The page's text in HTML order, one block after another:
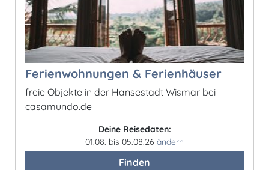
Ferienwohnungen & Ferienhäuser
freie Objekte in der Hansestadt Wismar bei
casamundo.de
Deine Reisedaten:
01.08. bis 05.08.26 ändern
Finden